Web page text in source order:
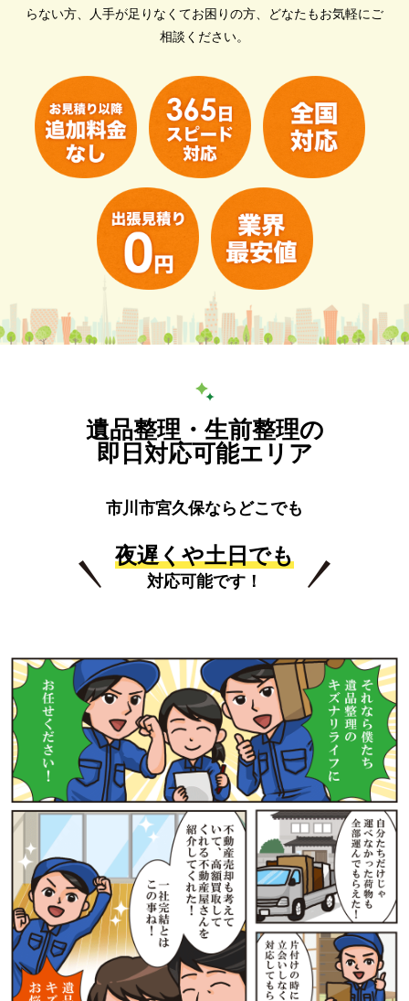
らない方、人手が足りなくてお困りの方、どなたもお気軽にご
相談ください。
遺品整理・生前整理の
即日対応可能エリア
市川市宮久保ならどこでも
夜遅くや土日でも
対応可能です！